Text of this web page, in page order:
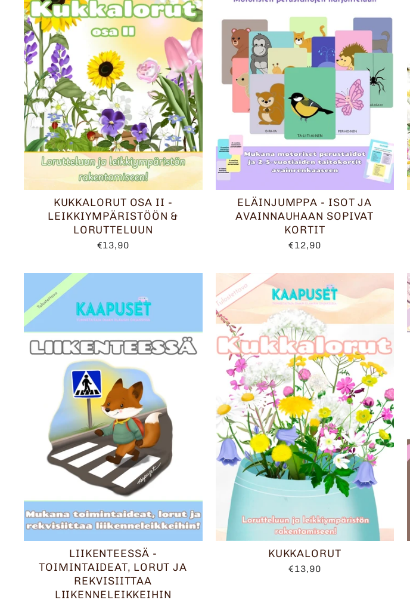
KUKKALORUT OSA II -
LEIKKIYMPÄRISTÖÖN &
LORUTTELUUN
€13,90
ELÄINJUMPPA - ISOT JA
AVAINNAUHAAN SOPIVAT
KORTIT
€12,90
LIIKENTEESSÄ -
TOIMINTAIDEAT, LORUT JA
REKVISIITTAA
LIIKENNELEIKKEIHIN
KUKKALORUT
€13,90